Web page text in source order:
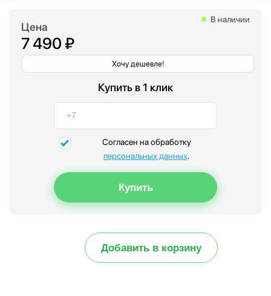
Цена
7 490 ₽
Хочу дешевле!
В наличии
Купить в 1 клик
Согласен на обработку
персональных данных.
Добавить в корзину